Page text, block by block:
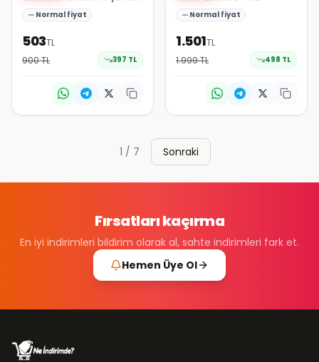
TakımıNormal fiyat
503TL
900TL 397 TL
Normal fiyat
1.501TL
1.999TL 498 TL
1 / 7 Sonraki
Fırsatları kaçırma
En iyi indirimleri bildirim olarak al, sahte indirimleri fark et.
Hemen Üye Ol